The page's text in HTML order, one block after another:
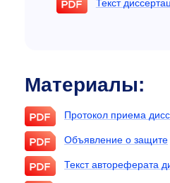
Текст
Материалы:
Протокол приема
Объявление о защите
Текст автореферата